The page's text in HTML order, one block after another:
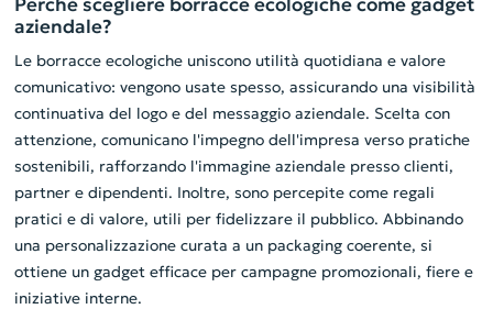
aziendale?
Le borracce ecologiche uniscono utilità quotidiana e valore
comunicativo: vengono usate spesso, assicurando una visibilità
continuativa del logo e del messaggio aziendale. Scelta con
attenzione, comunicano l'impegno dell'impresa verso pratiche
sostenibili, rafforzando l'immagine aziendale presso clienti,
partner e dipendenti. Inoltre, sono percepite come regali
pratici e di valore, utili per fidelizzare il pubblico. Abbinando
una personalizzazione curata a un packaging coerente, si
ottiene un gadget efficace per campagne promozionali, fiere e
iniziative interne.